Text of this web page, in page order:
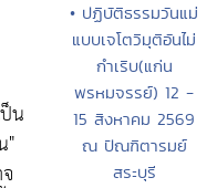
น
"
• ปฏิบัติธรรมวันแม่
แบบเจโตวิมุติอันไม่
กำเริบ(แก่น
พรหมจรรย์) 12 -
15 สิงหาคม 2569
ณ ปัณฑิตารมย์
สระบุรี